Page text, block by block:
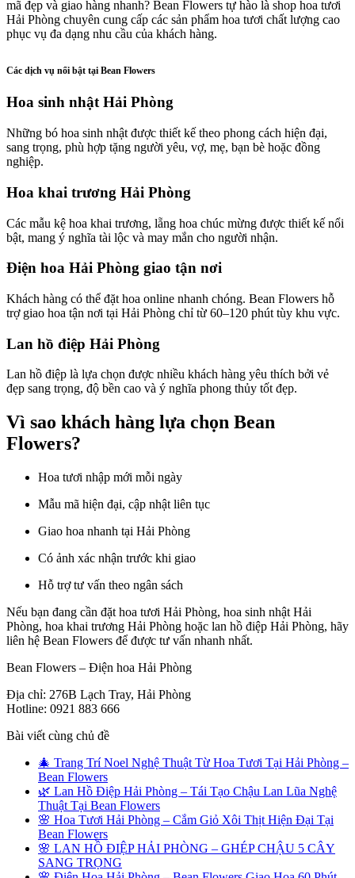
mã đẹp và giao hàng nhanh? Bean Flowers tự hào là shop hoa tươi
Hải Phòng chuyên cung cấp các sản phẩm hoa tươi chất lượng cao
phục vụ đa dạng nhu cầu của khách hàng.
Các dịch vụ nổi bật tại Bean Flowers
Hoa sinh nhật Hải Phòng
Những bó hoa sinh nhật được thiết kế theo phong cách hiện đại,
sang trọng, phù hợp tặng người yêu, vợ, mẹ, bạn bè hoặc đồng
nghiệp.
Hoa khai trương Hải Phòng
Các mẫu kệ hoa khai trương, lẵng hoa chúc mừng được thiết kế nổi
bật, mang ý nghĩa tài lộc và may mắn cho người nhận.
Điện hoa Hải Phòng giao tận nơi
Khách hàng có thể đặt hoa online nhanh chóng. Bean Flowers hỗ
trợ giao hoa tận nơi tại Hải Phòng chỉ từ 60–120 phút tùy khu vực.
Lan hồ điệp Hải Phòng
Lan hồ điệp là lựa chọn được nhiều khách hàng yêu thích bởi vẻ
đẹp sang trọng, độ bền cao và ý nghĩa phong thủy tốt đẹp.
Vì sao khách hàng lựa chọn Bean
Flowers?
Hoa tươi nhập mới mỗi ngày
Mẫu mã hiện đại, cập nhật liên tục
Giao hoa nhanh tại Hải Phòng
Có ảnh xác nhận trước khi giao
Hỗ trợ tư vấn theo ngân sách
Nếu bạn đang cần đặt hoa tươi Hải Phòng, hoa sinh nhật Hải
Phòng, hoa khai trương Hải Phòng hoặc lan hồ điệp Hải Phòng, hãy
liên hệ Bean Flowers để được tư vấn nhanh nhất.
Bean Flowers – Điện hoa Hải Phòng
Địa chỉ: 276B Lạch Tray, Hải Phòng
Hotline: 0921 883 666
Bài viết cùng chủ đề
🎄 Trang Trí Noel Nghệ Thuật Từ Hoa Tươi Tại Hải Phòng –
Bean Flowers
🌿 Lan Hồ Điệp Hải Phòng – Tái Tạo Chậu Lan Lũa Nghệ
Thuật Tại Bean Flowers
🌸 Hoa Tươi Hải Phòng – Cắm Giỏ Xôi Thịt Hiện Đại Tại
Bean Flowers
🌸 LAN HỒ ĐIỆP HẢI PHÒNG – GHÉP CHẬU 5 CÂY
SANG TRỌNG